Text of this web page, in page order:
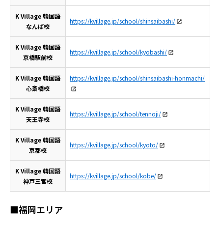
K Village 韓国語
なんば校
https://kvillage.jp/school/shinsaibashi/
K Village 韓国語
京橋駅前校
https://kvillage.jp/school/kyobashi/
K Village 韓国語
心斎橋校
https://kvillage.jp/school/shinsaibashi-honmachi/
K Village 韓国語
天王寺校
https://kvillage.jp/school/tennoji/
K Village 韓国語
京都校
https://kvillage.jp/school/kyoto/
K Village 韓国語
神戸三宮校
https://kvillage.jp/school/kobe/
■福岡エリア